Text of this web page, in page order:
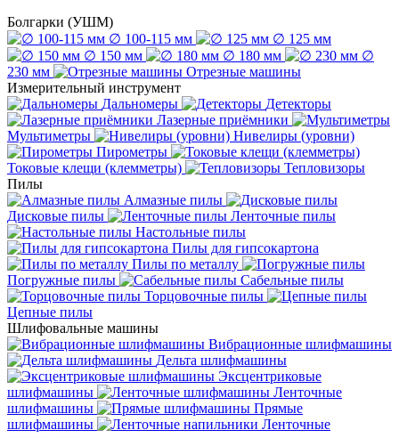
Болгарки (УШМ)
∅ 100-115 мм
∅ 125 мм
∅ 150 мм
∅ 180 мм
∅
230 мм
Отрезные машины
Измерительный инструмент
Дальномеры
Детекторы
Лазерные приёмники
Мультиметры
Нивелиры (уровни)
Пирометры
Токовые клещи (клемметры)
Тепловизоры
Пилы
Алмазные пилы
Дисковые пилы
Ленточные пилы
Настольные пилы
Пилы для гипсокартона
Пилы по металлу
Погружные пилы
Сабельные пилы
Торцовочные пилы
Цепные пилы
Шлифовальные машины
Вибрационные шлифмашины
Дельта шлифмашины
Эксцентриковые
шлифмашины
Ленточные
шлифмашины
Прямые
шлифмашины
Ленточные